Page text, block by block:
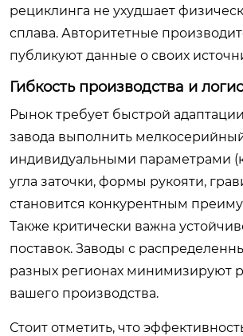
рециклинга не ухудшает
сплава. Авторитетные
публикуют данные о своих
Гибкость производства и
Рынок требует быстрой
завода выполнить
индивидуальными параметрами
угла заточки, формы рукояти,
становится конкурентным
Также критически важна
поставок. Заводы с
разных регионах минимизируют
вашего производства.
Стоит отметить, что